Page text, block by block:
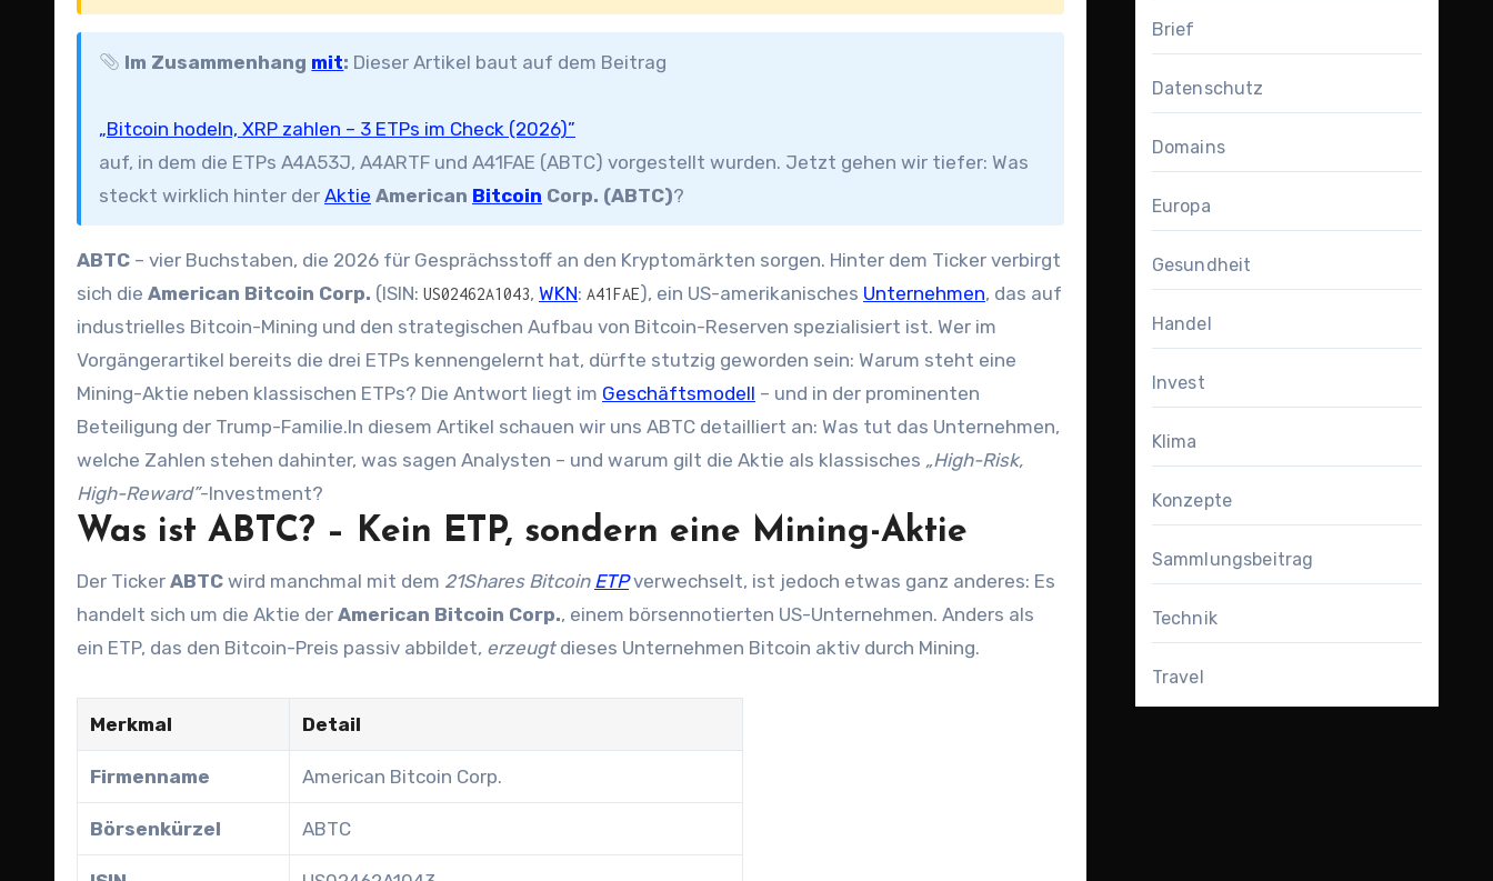
Im Zusammenhang mit: Dieser Artikel baut auf dem Beitrag
„Bitcoin hodeln, XRP zahlen – 3 ETPs im Check (2026)”
auf, in dem die ETPs A4A53J, A4ARTF und A41FAE (ABTC) vorgestellt wurden. Jetzt gehen wir tiefer: Was
steckt wirklich hinter der Aktie American Bitcoin Corp. (ABTC)?
ABTC – vier Buchstaben, die 2026 für Gesprächsstoff an den Kryptomärkten sorgen. Hinter dem Ticker verbirgt
sich die American Bitcoin Corp. (ISIN: US02462A1043, WKN: A41FAE), ein US-amerikanisches Unternehmen, das auf
industrielles Bitcoin-Mining und den strategischen Aufbau von Bitcoin-Reserven spezialisiert ist. Wer im
Vorgängerartikel bereits die drei ETPs kennengelernt hat, dürfte stutzig geworden sein: Warum steht eine
Mining-Aktie neben klassischen ETPs? Die Antwort liegt im Geschäftsmodell – und in der prominenten
Beteiligung der Trump-Familie.In diesem Artikel schauen wir uns ABTC detailliert an: Was tut das Unternehmen,
welche Zahlen stehen dahinter, was sagen Analysten – und warum gilt die Aktie als klassisches „High-Risk,
High-Reward”-Investment?
Was ist ABTC? – Kein ETP, sondern eine Mining-Aktie
Der Ticker ABTC wird manchmal mit dem 21Shares Bitcoin ETPverwechselt, ist jedoch etwas ganz anderes: Es
handelt sich um die Aktie der American Bitcoin Corp., einem börsennotierten US-Unternehmen. Anders als
ein ETP, das den Bitcoin-Preis passiv abbildet, erzeugtdieses Unternehmen Bitcoin aktiv durch Mining.
Merkmal Detail
Firmenname American Bitcoin Corp.
Börsenkürzel ABTC
Brief
Datenschutz
Domains
Europa
Gesundheit
Handel
Invest
Klima
Konzepte
Sammlungsbeitrag
Technik
Travel